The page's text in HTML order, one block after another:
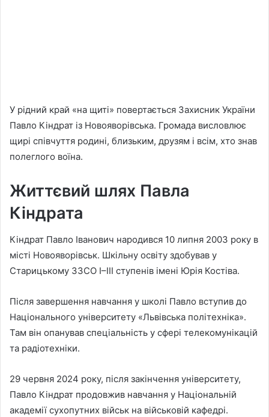
У рідний край «на щиті» повертається Захисник України
Павло Кіндрат із Новояворівська. Громада висловлює
щирі співчуття родині, близьким, друзям і всім, хто знав
полеглого воїна.
Життєвий шлях Павла
Кіндрата
Кіндрат Павло Іванович народився 10 липня 2003 року в
місті Новояворівськ. Шкільну освіту здобував у
Старицькому ЗЗСО І–ІІІ ступенів імені Юрія Костіва.
Після завершення навчання у школі Павло вступив до
Національного університету «Львівська політехніка».
Там він опанував спеціальність у сфері телекомунікацій
та радіотехніки.
29 червня 2024 року, після закінчення університету,
Павло Кіндрат продовжив навчання у Національній
академії сухопутних військ на військовій кафедрі.